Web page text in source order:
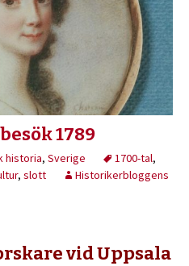
1789
historia, Sverige 1700-tal,
, slott
Historikerbloggens
vid Uppsala